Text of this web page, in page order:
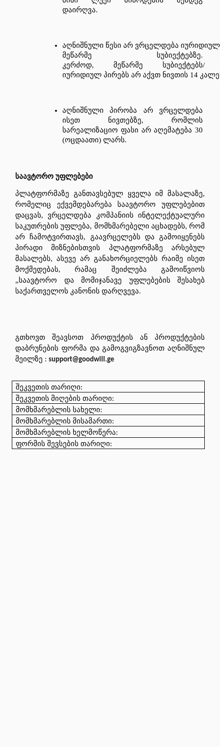
დაირღვა.
აღნიშნული წესი არ ვრცელდება იურიდიულ
მეწარმე
სუბიექტებზე
კერძოდ, მეწარმე სუბიექტებს/
იურიდიულ პირებს არ აქვთ ნივთის 14
აღნიშნული პირობა არ
ვრცელდება
ისეთ
ნივთებზე, რომლის
სარეალიზაციო ფასი არ აღემატება 30
(ოცდაათი) ლარს.
საავტორო უფლებები
პლატფორმაზე განთავსებულ ყველა იმ მასალაზე
რომელიც
ექვემდებარება საავტორო
უფლებებით
დაცვას, ვრცელდება კომპანიის
ინტელექტუალური
საკუთრების უფლება, მომხმარებელი აცხადებს, რომ
არ
ჩამოტვირთავს, გაავრცელებს და
გამოიყენებს
პირადი
მიზნებისთვის პლატფორმაზე
არსებულ
მასალებს, ასევე არ განახორციელებს რაიმე ისეთ
მოქმედებას, რამაც შეიძლება
გამოიწვიოს
„საავტორო და მომიჯანავე უფლებების
შესახებ
საქართველოს კანონის დარღვევა.
გთხოვთ შეავსოთ პროდუქტის ან პროდუქტების
დაბრუნების ფორმა და გამოგვიგზავნოთ აღნიშნულ
მეილზე : support@goodwill.ge
შეკვეთის თარიღი:
შეკვეთის მიღების თარიღი:
მომხმარებლის სახელი:
მომხმარებლის მისამართი:
მომხმარებლის ხელმოწერა:
ფორმის შევსების თარიღი: